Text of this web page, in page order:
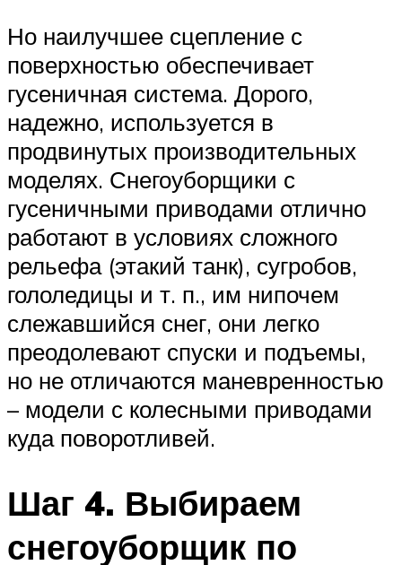
Но наилучшее сцепление с
поверхностью обеспечивает
гусеничная система. Дорого,
надежно, используется в
продвинутых производительных
моделях. Снегоуборщики с
гусеничными приводами отлично
работают в условиях сложного
рельефа (этакий танк), сугробов,
гололедицы и т. п., им нипочем
слежавшийся снег, они легко
преодолевают спуски и подъемы,
но не отличаются маневренностью
– модели с колесными приводами
куда поворотливей.
Шаг 4. Выбираем
снегоуборщик по